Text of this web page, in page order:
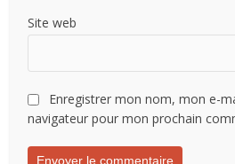
Site web
Enregistrer mon nom, mon e-
navigateur pour mon prochain